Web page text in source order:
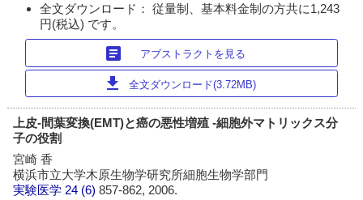
全文ダウンロード： 従量制、基本料金制の方共に1,243
円(税込) です。
article アブストラクトを見る
download 全文ダウンロード(3.72MB)
上皮-間葉変換(EMT)と癌の悪性増殖 -細胞外マトリックス分
子の役割
宮崎 香
横浜市立大学木原生物学研究所細胞生物学部門
実験医学 24 (6)857-862, 2006.